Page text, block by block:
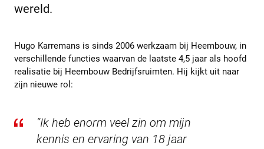
wereld.
Hugo Karremans is sinds 2006 werkzaam bij Heembouw, in
verschillende functies waarvan de laatste 4,5 jaar als hoofd
realisatie bij Heembouw Bedrijfsruimten. Hij kijkt uit naar
zijn nieuwe rol:
“Ik heb enorm veel zin om mijn
kennis en ervaring van 18 jaar